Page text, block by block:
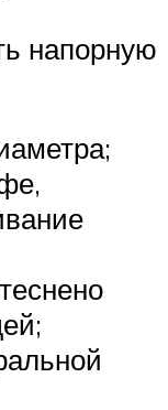
напорную